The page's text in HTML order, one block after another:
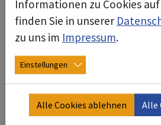
Informationen zu Cookies
finden Sie in unserer
zu uns im Impressum.
Einstellungen
Alle Cookies ablehnen Alle